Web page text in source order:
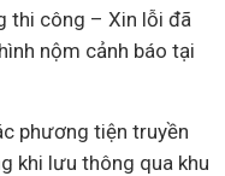
thi công – Xin lỗi đã
nộm cảnh báo tại
phương tiện truyền
khi lưu thông qua khu